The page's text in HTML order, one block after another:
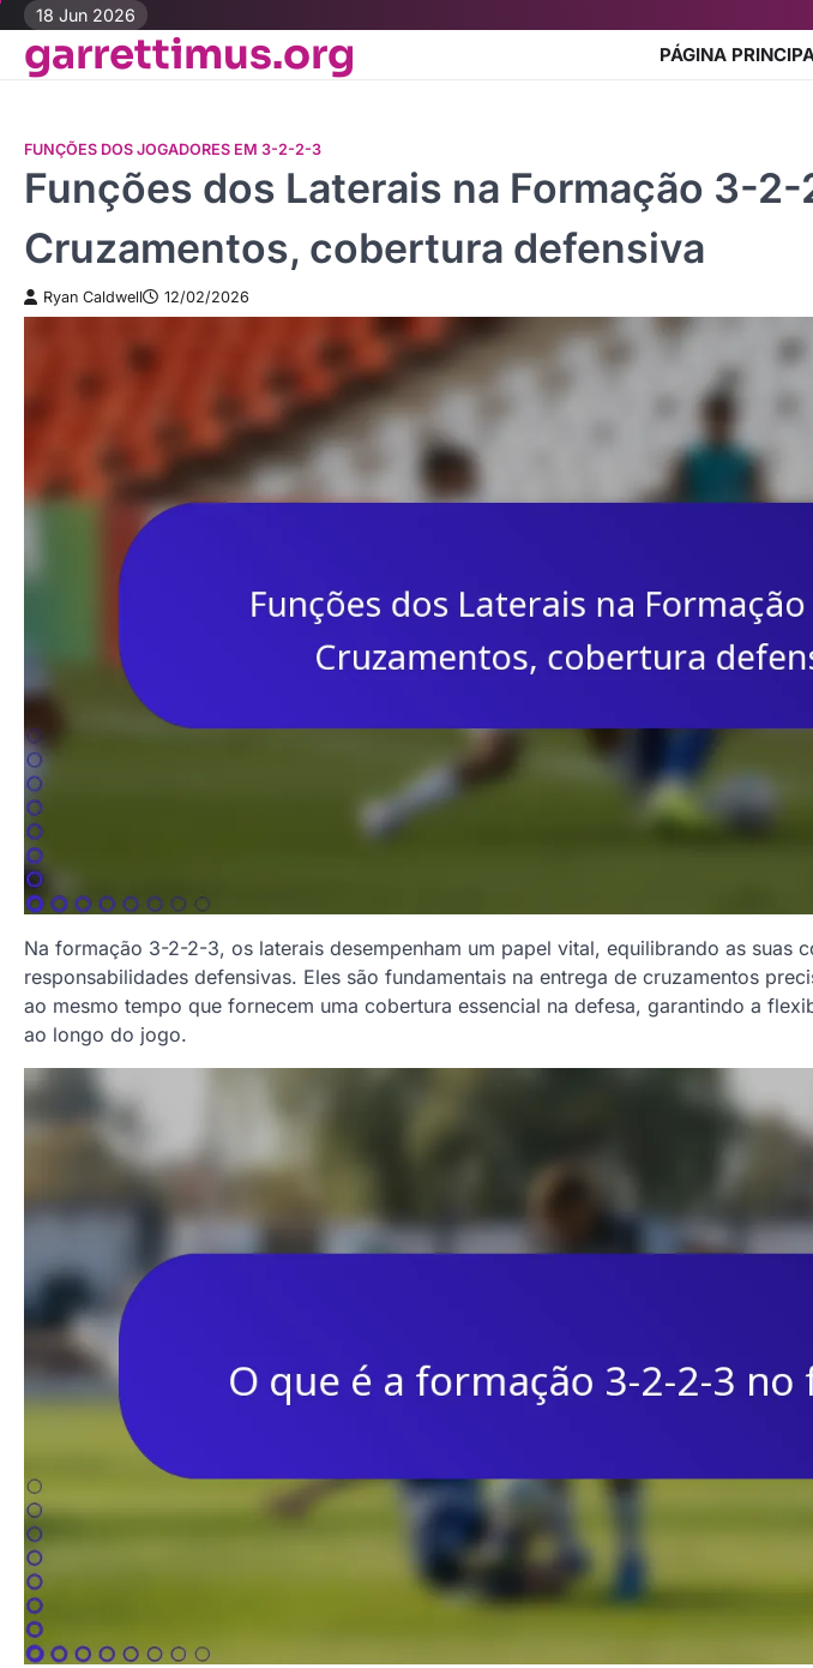
Skip
content
18 Jun 2026
garrettimus.org PÁGINA
FUNÇÕES DOS JOGADORES EM 3-2-2-3
Funções dos Laterais na Formação 3-
Cruzamentos, cobertura defensiva
Ryan Caldwell 12/02/2026
Na formação 3-2-2-3, os laterais desempenham um papel vital, equilibrando as suas
responsabilidades defensivas. Eles são fundamentais na entrega de cruzamentos
ao mesmo tempo que fornecem uma cobertura essencial na defesa, garantindo a
ao longo do jogo.